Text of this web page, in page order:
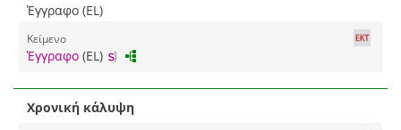
Έγγραφο (EL)
Κείμενο
Έγγραφο (EL)
Χρονική κάλυψη